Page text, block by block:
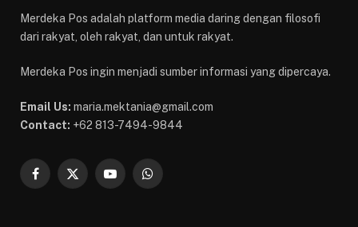
Merdeka Pos adalah platform media daring dengan filosofi
dari rakyat, oleh rakyat, dan untuk rakyat.
Merdeka Pos ingin menjadi sumber informasi yang dipercaya.
Email Us: maria.mektania@gmail.com
Contact: +62 813-7494-9844
Facebook
X
YouTubeWhatsApp